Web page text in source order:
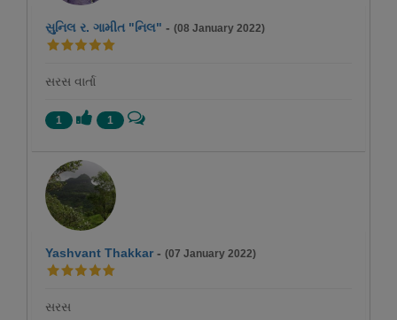
સુનિલ ર. ગામીત "નિલ" - (08 January 2022)
સરસ વાર્તા
1 1
Yashvant Thakkar - (07 January 2022)
સરસ